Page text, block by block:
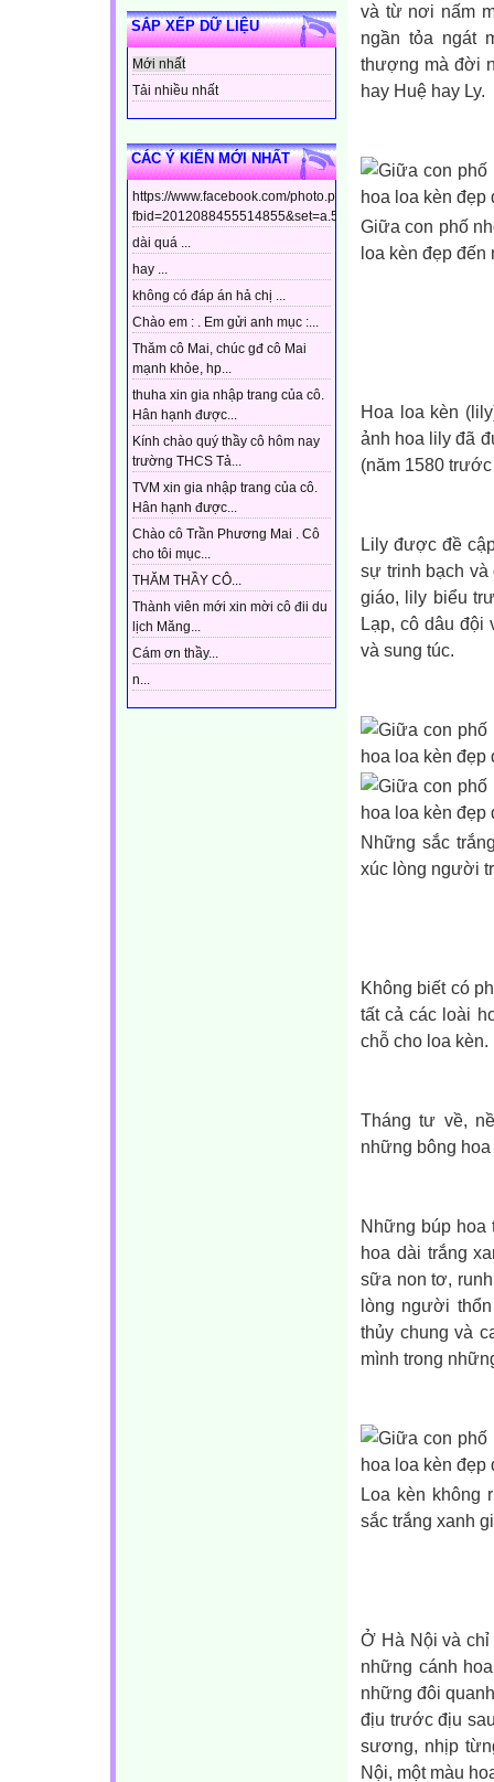
SẮP XẾP DỮ LIỆU
Mới nhất
Tải nhiều nhất
CÁC Ý KIẾN MỚI NHẤT
https://www.facebook.com/photo.php?
dài quá ...
hay ...
không có đáp án hả chị ...
Chào em : . Em gửi anh mục :...
Thăm cô Mai, chúc gđ cô Mai
mạnh khỏe, hp...
thuha xin gia nhập trang của cô.
Hân hạnh được...
Kính chào quý thầy cô hôm nay
trường THCS Tả...
TVM xin gia nhập trang của cô.
Hân hạnh được...
Chào cô Trần Phương Mai . Cô
cho tôi mục...
THĂM THẦY CÔ...
Thành viên mới xin mời cô đii du
lịch Măng...
Cám ơn thầy...
n...
và từ nơi nấm
ngần tỏa ngát
thượng mà đời
hay Huệ hay Ly.
Giữa con phố
loa kèn đẹp đến
Hoa loa kèn
ảnh hoa lily đã
(năm 1580
Lily được đề
sự trinh bạch
giáo, lily biểu
Lạp, cô dâu đội
và sung túc.
Những sắc
xúc lòng người
Không biết có
tất cả các loài
chỗ cho loa kèn.
Tháng tư về,
những bông
Những búp hoa
hoa dài trắng
sữa non tơ,
lòng người
thủy chung và
mình trong
Loa kèn không
sắc trắng xanh
Ở Hà Nội và
những cánh
những đôi
địu trước địu
sương, nhịp
Nội, một màu